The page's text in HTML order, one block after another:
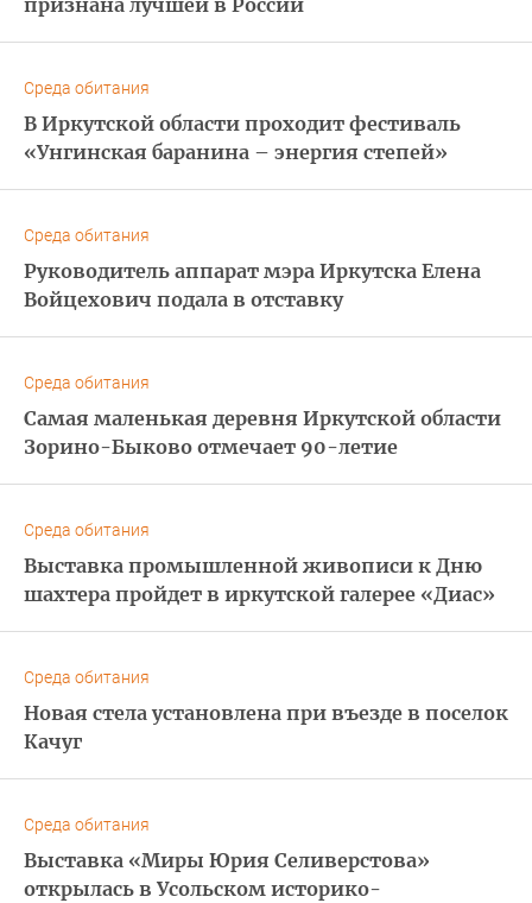
Среда обитания
В Иркутской области проходит фестиваль
«Унгинская баранина – энергия степей»
Среда обитания
Руководитель аппарат мэра Иркутска Елена
Войцехович подала в отставку
Среда обитания
Самая маленькая деревня Иркутской области
Зорино-Быково отмечает 90-летие
Среда обитания
Выставка промышленной живописи к Дню
шахтера пройдет в иркутской галерее «Диас»
Среда обитания
Новая стела установлена при въезде в поселок
Качуг
Среда обитания
Выставка «Миры Юрия Селиверстова»
открылась в Усольском историко-